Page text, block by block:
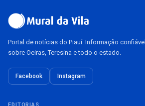
Portal de notícias do Piauí. Informação confiável
sobre Oeiras, Teresina e todo o estado.
Facebook Instagram